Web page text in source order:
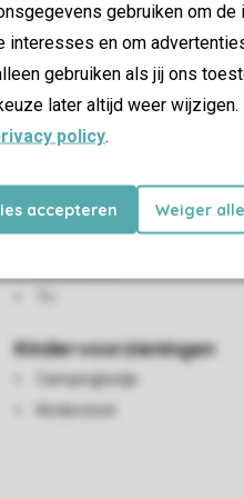
gebruiken om
interesses en om
gebruiken als jij ons
later altijd weer
policy.
accepteren Weiger
Woon-/eetkamer
Zithoek
Eethoek
Kindervoorzieningen
Campingbedje
Kinderstoel